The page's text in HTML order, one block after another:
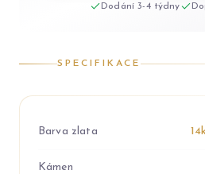
Dodání 3-4 týdny
SPECIFIKACE
Barva zlata
Kámen